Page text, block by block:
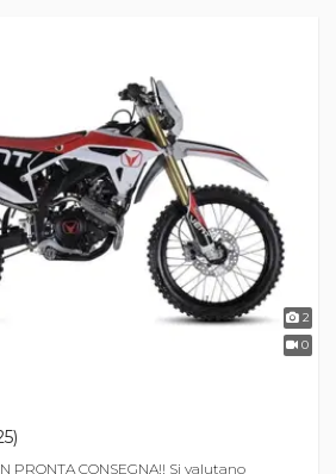
2
0
PRONTA CONSEGNA!! Si valutano